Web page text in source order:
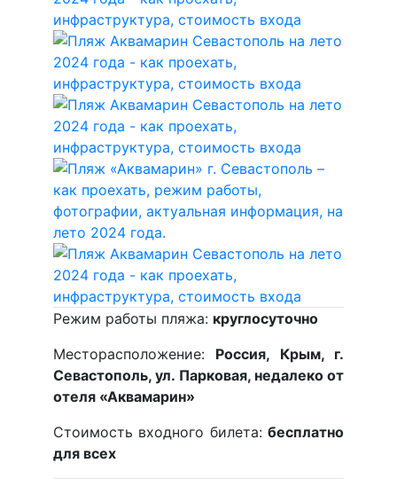
Режим работы пляжа: круглосуточно
Месторасположение: Россия, Крым, г.
Севастополь, ул. Парковая, недалеко от
отеля «Аквамарин»
Стоимость входного билета: бесплатно
для всех